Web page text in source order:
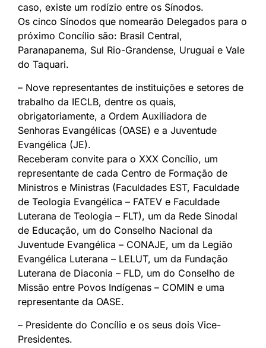
caso, existe um rodízio entre os Sínodos.
Os cinco Sínodos que nomearão Delegados para o
próximo Concílio são: Brasil Central,
Paranapanema, Sul Rio-Grandense, Uruguai e Vale
do Taquari.
– Nove representantes de instituições e setores de
trabalho da IECLB, dentre os quais,
obrigatoriamente, a Ordem Auxiliadora de
Senhoras Evangélicas (OASE) e a Juventude
Evangélica (JE).
Receberam convite para o XXX Concílio, um
representante de cada Centro de Formação de
Ministros e Ministras (Faculdades EST, Faculdade
de Teologia Evangélica – FATEV e Faculdade
Luterana de Teologia – FLT), um da Rede Sinodal
de Educação, um do Conselho Nacional da
Juventude Evangélica – CONAJE, um da Legião
Evangélica Luterana – LELUT, um da Fundação
Luterana de Diaconia – FLD, um do Conselho de
Missão entre Povos Indígenas – COMIN e uma
representante da OASE.
– Presidente do Concílio e os seus dois Vice-
Presidentes.